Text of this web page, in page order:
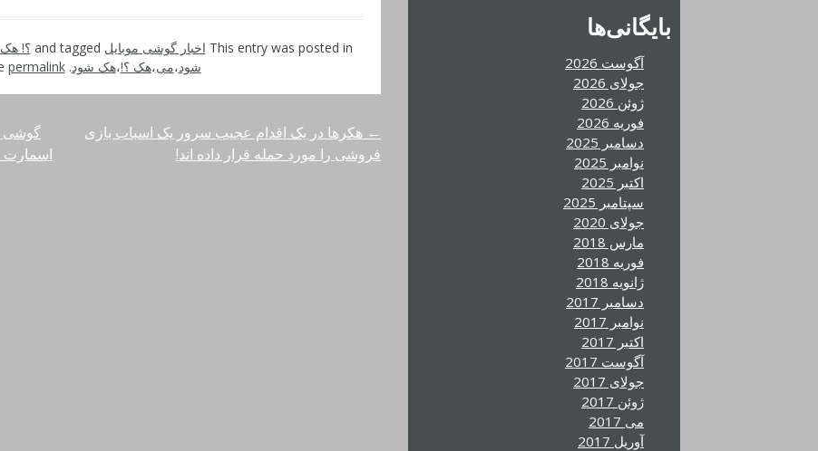
This entry was posted in اخبار گوشی موبایل ؟! هک
شود،می،هک ؟!،هک شود. Bookmark the
permalink
راهبری
← هکرها در یک اقدام عجیب سرور یک اسباب بازی
فروشی را مورد حمله قرار داده اند!
بایگانی‌ها
آگوست 2026
جولای 2026
ژوئن 2026
فوریه 2026
دسامبر 2025
نوامبر 2025
اکتبر 2025
سپتامبر 2025
جولای 2020
مارس 2018
فوریه 2018
ژانویه 2018
دسامبر 2017
نوامبر 2017
اکتبر 2017
آگوست 2017
جولای 2017
ژوئن 2017
می 2017
آوریل 2017